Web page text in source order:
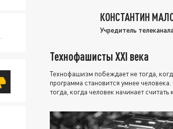
КОНСТАНТИН
Учредитель
Технофашисты XXI века
Технофашизм побеждает не тогда,
программа становится умнее
тогда, когда человек начинает